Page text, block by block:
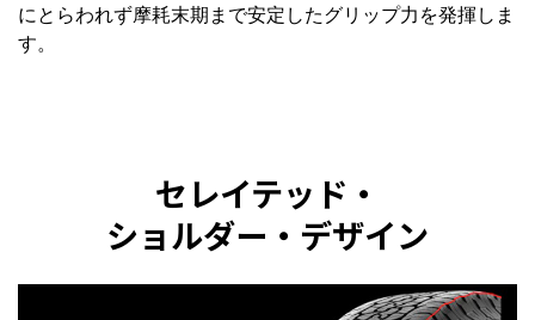
にとらわれず摩耗末期まで安定したグリップ力を発揮しま
す。
セレイテッド・
ショルダー・デザイン